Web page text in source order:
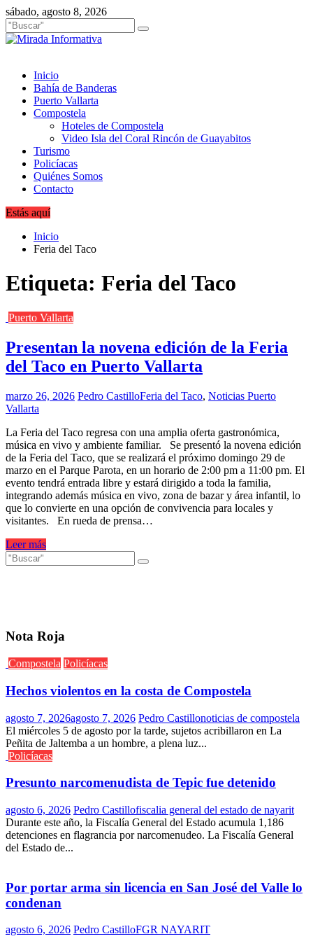
Saltar
al
contenido
sábado, agosto 8, 2026
Inicio
Bahía de Banderas
Puerto Vallarta
Compostela
Hoteles de Compostela
Video Isla del Coral Rincón de Guayabitos
Turismo
Policíacas
Quiénes Somos
Contacto
Estás aquí
Inicio
Feria del Taco
Etiqueta: Feria del Taco
Puerto Vallarta
Presentan la novena edición de la Feria
del Taco en Puerto Vallarta
marzo 26, 2026 Pedro CastilloFeria del Taco, Noticias Puerto
Vallarta
La Feria del Taco regresa con una amplia oferta gastronómica,
música en vivo y ambiente familiar. Se presentó la novena edición
de la Feria del Taco, que se realizará el próximo domingo 29 de
marzo en el Parque Parota, en un horario de 2:00 pm a 11:00 pm. El
evento tendrá entrada libre y estará dirigido a toda la familia,
integrando además música en vivo, zona de bazar y área infantil, lo
que lo convierte en una opción de convivencia para locales y
visitantes. En rueda de prensa…
Leer más
Nota Roja
Compostela Policíacas
Hechos violentos en la costa de Compostela
agosto 7, 2026agosto 7, 2026 Pedro Castillonoticias de compostela
El miércoles 5 de agosto por la tarde, sujetos acribillaron en La
Peñita de Jaltemba a un hombre, a plena luz...
Policíacas
Presunto narcomenudista de Tepic fue detenido
agosto 6, 2026 Pedro Castillofiscalia general del estado de nayarit
Durante este año, la Fiscalía General del Estado acumula 1,186
detenciones en flagrancia por narcomenudeo. La Fiscalía General
del Estado de...
Por portar arma sin licencia en San José del Valle lo
condenan
agosto 6, 2026 Pedro CastilloFGR NAYARIT